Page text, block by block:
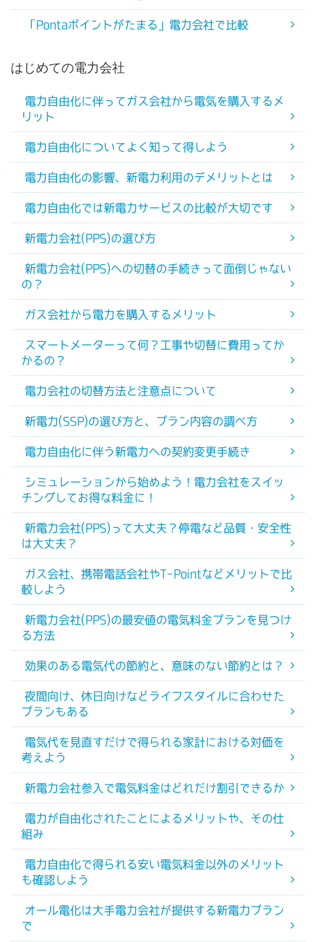
「Pontaポイントがたまる」電力会社で比較
はじめての電力会社
電力自由化に伴ってガス会社から電気を購入するメ
リット
電力自由化についてよく知って得しよう
電力自由化の影響、新電力利用のデメリットとは
電力自由化では新電力サービスの比較が大切です
新電力会社(PPS)の選び方
新電力会社(PPS)への切替の手続きって面倒じゃない
の？
ガス会社から電力を購入するメリット
スマートメーターって何？工事や切替に費用ってか
かるの？
電力会社の切替方法と注意点について
新電力(SSP)の選び方と、プラン内容の調べ方
電力自由化に伴う新電力への契約変更手続き
シミュレーションから始めよう！電力会社をスイッ
チングしてお得な料金に！
新電力会社(PPS)って大丈夫？停電など品質・安全性
は大丈夫？
ガス会社、携帯電話会社やT-Pointなどメリットで比
較しよう
新電力会社(PPS)の最安値の電気料金プランを見つけ
る方法
効果のある電気代の節約と、意味のない節約とは？
夜間向け、休日向けなどライフスタイルに合わせた
プランもある
電気代を見直すだけで得られる家計における対価を
考えよう
新電力会社参入で電気料金はどれだけ割引できるか
電力が自由化されたことによるメリットや、その仕
組み
電力自由化で得られる安い電気料金以外のメリット
も確認しよう
オール電化は大手電力会社が提供する新電力プラン
で